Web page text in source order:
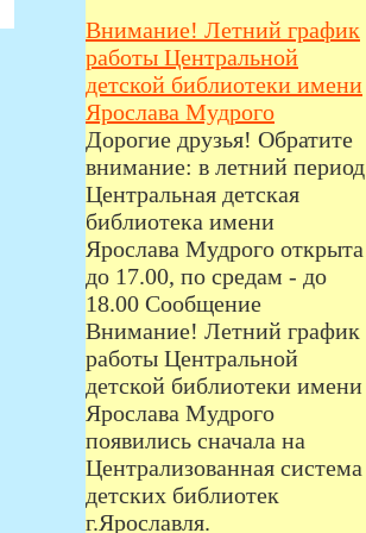
Внимание! Летний график
работы Центральной
детской библиотеки имени
Ярослава Мудрого
Дорогие друзья! Обратите
внимание: в летний период
Центральная детская
библиотека имени
Ярослава Мудрого открыта
до 17.00, по средам - до
18.00 Сообщение
Внимание! Летний график
работы Центральной
детской библиотеки имени
Ярослава Мудрого
появились сначала на
Централизованная система
детских библиотек
г.Ярославля.